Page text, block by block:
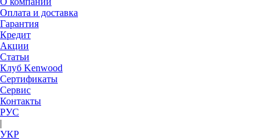
Оплата и доставка
Гарантия
Кредит
Акции
Статьи
Клуб Kenwood
Сертификаты
Сервис
Контакты
РУC
|
УКР